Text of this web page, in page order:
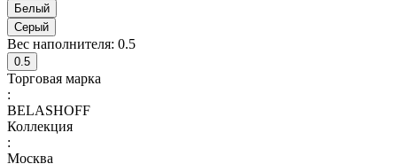
Белый
Серый
Вес наполнителя: 0.5
0.5
Торговая марка
:
BELASHOFF
Коллекция
:
Москва